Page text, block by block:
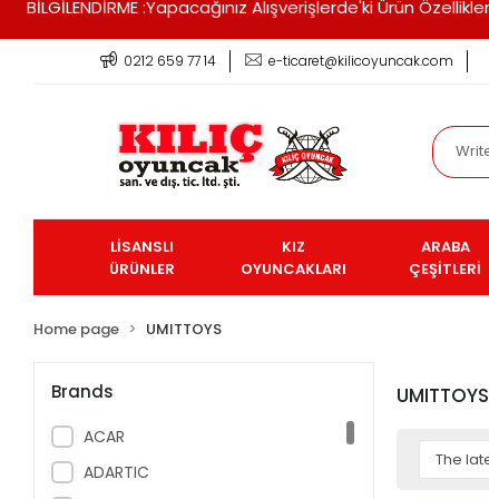
BİLGİLENDİRME :Yapacağınız Alışverişlerde'ki Ürün
0212 659 77 14 e-ticaret@kilicoyuncak.com
LİSANSLI
ÜRÜNLER
KIZ
OYUNCAKLARI
ARABA
ÇEŞİTLERİ
Home page UMITTOYS
Brands
ACAR
ADARTIC
UMITTOYS